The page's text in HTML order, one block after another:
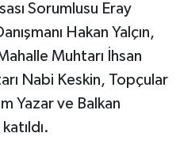
Sorumlusu Eray
Hakan Yalçın,
Muhtarı İhsan
Nabi Keskin, Topçular
Yazar ve Balkan